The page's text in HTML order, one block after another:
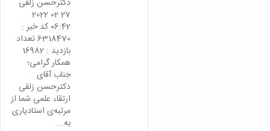
27 02 2022
06:42 کد خبر :
6318470 تعداد
بازدید : 16982
همکار گرامی؛
جناب آقای
دکترحسن زلقی
ارتقاء علمی شما از
مرتبه‌ی استادیاری
به...